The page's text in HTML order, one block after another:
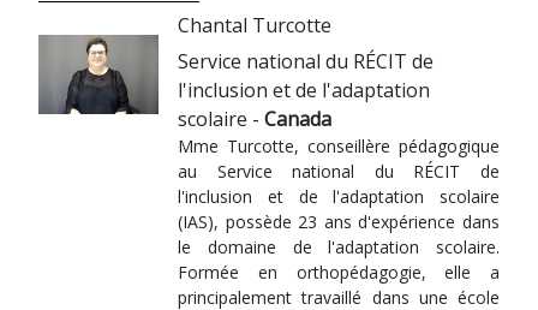
Chantal Turcotte
Service national du RÉCIT de
l'inclusion et de l'adaptation
scolaire - Canada
Mme Turcotte, conseillère pédagogique
au Service national du RÉCIT de
l'inclusion et de l'adaptation scolaire
(IAS), possède 23 ans d'expérience dans
le domaine de l'adaptation scolaire.
Formée en orthopédagogie, elle a
principalement travaillé dans une école